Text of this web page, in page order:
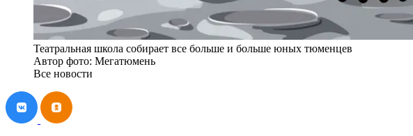
Театральная школа собирает все больше и больше юных тюменцев
Автор фото: Мегатюмень
Все новости